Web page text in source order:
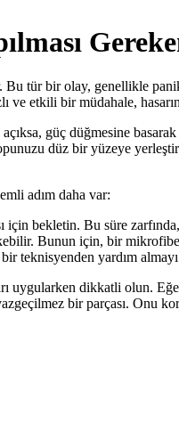
Bu tür bir olay, genellikle
ve etkili bir müdahale,
açıksa, güç düğmesine
düz bir yüzeye
adım daha var:
bekletin. Bu süre zarfında,
Bunun için, bir
teknisyenden yardım
uygularken dikkatli olun.
bir parçası. Onu